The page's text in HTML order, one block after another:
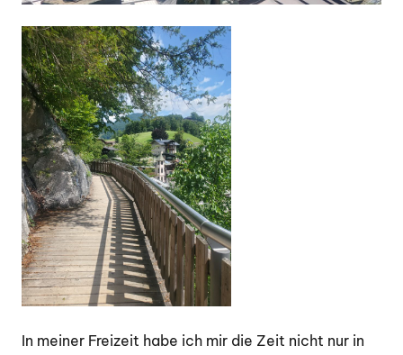
In meiner Freizeit habe ich mir die Zeit nicht nur in